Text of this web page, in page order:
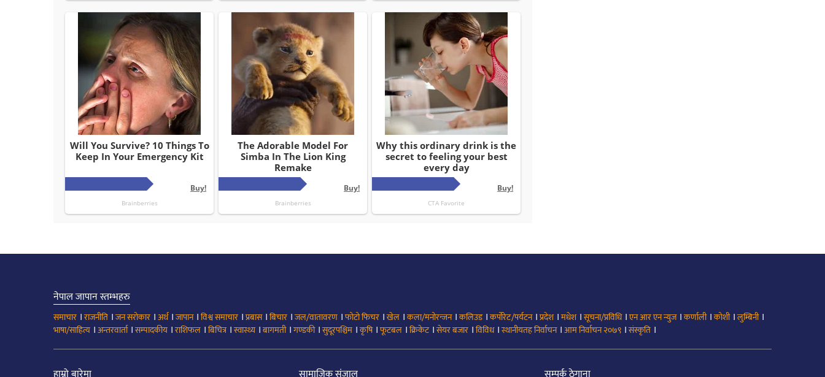
नेपाल जापान स्तम्भहरु
समाचार ।राजनीति ।जन सरोकार ।अर्थ।जापान।विश्व समाचार ।प्रबास।बिचार ।जल/वातावरण ।फोटो फिचर ।खेल ।कला/मनोरन्जन।कलिउड।कर्पोरेट/पर्यटन।प्रदेश।मधेश।सूचना/प्रविधि।एन आर एन न्युज।कर्णाली।कोशी।लुम्बिनी।
भाषा/साहित्य ।अन्तरवार्ता।सम्पादकीय ।राशिफल ।बिचित्र।स्वास्थ्य ।बागमती।गण्डकी।सुदूरपश्चिम ।कृषि।फूटबल ।क्रिकेट।सेयर बजार ।विविध।स्थानीयतह निर्वाचन।आम निर्वाचन २०७९ ।संस्कृति ।